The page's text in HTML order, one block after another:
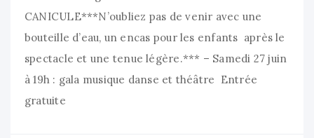
CANICULE***N’oubliez pas de venir avec une
bouteille d’eau, un encas pour les enfants après le
spectacle et une tenue légère.*** – Samedi 27 juin
à 19h : gala musique danse et théâtre Entrée
gratuite